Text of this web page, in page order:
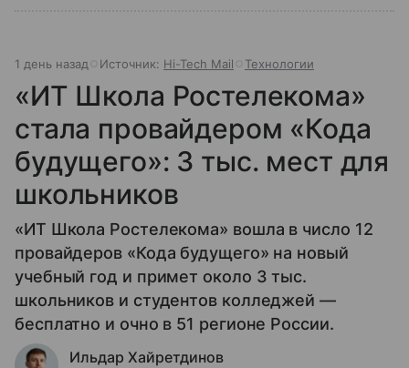
1 день назад Источник: Hi-Tech Mail Технологии
«ИТ Школа Ростелекома»
стала провайдером «Кода
будущего»: 3 тыс. мест для
школьников
«ИТ Школа Ростелекома» вошла в число 12
провайдеров «Кода будущего» на новый
учебный год и примет около 3 тыс.
школьников и студентов колледжей —
бесплатно и очно в 51 регионе России.
Ильдар Хайретдинов